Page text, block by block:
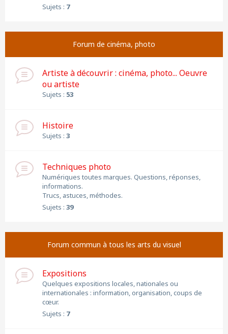
Sujets : 7
Forum de cinéma, photo
Artiste à découvrir : cinéma, photo... Oeuvre
ou artiste
Sujets : 53
Histoire
Sujets : 3
Techniques photo
Numériques toutes marques. Questions, réponses,
informations.
Trucs, astuces, méthodes.
Sujets : 39
Forum commun à tous les arts du visuel
Expositions
Quelques expositions locales, nationales ou
internationales : information, organisation, coups de
cœur.
Sujets : 7